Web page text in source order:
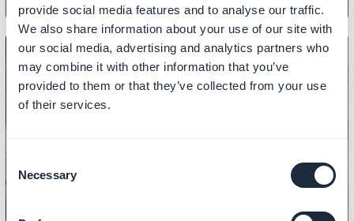
provide social media features and to analyse our traffic.
We also share information about your use of our site with
our social media, advertising and analytics partners who
may combine it with other information that you’ve
provided to them or that they’ve collected from your use
of their services.
Consent
Selection
Necessary